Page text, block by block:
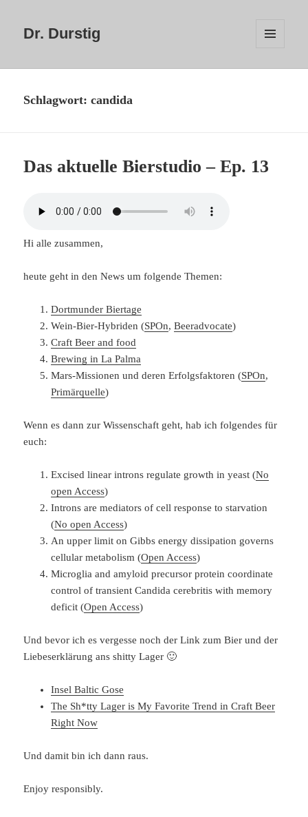
Dr. Durstig
WIDGETS
Schlagwort:candida
Das aktuelle Bierstudio – Ep. 13
Hi alle zusammen,
heute geht in den News um folgende Themen:
Dortmunder Biertage
Wein-Bier-Hybriden (SPOn,Beeradvocate)
Craft Beer and food
Brewing in La Palma
Mars-Missionen und deren Erfolgsfaktoren (SPOn,
Primärquelle)
Wenn es dann zur Wissenschaft geht, hab ich folgendes für
euch:
Excised linear introns regulate growth in yeast (No
open Access)
Introns are mediators of cell response to starvation
(No open Access)
An upper limit on Gibbs energy dissipation governs
cellular metabolism (Open Access)
Microglia and amyloid precursor protein coordinate
control of transient Candida cerebritis with memory
deficit (Open Access)
Und bevor ich es vergesse noch der Link zum Bier und der
Liebeserklärung ans shitty Lager 🙂
Insel Baltic Gose
The Sh*tty Lager is My Favorite Trend in Craft Beer
Right Now
Und damit bin ich dann raus.
Enjoy responsibly.